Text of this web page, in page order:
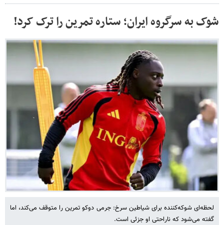
شوک به سرگروه ایران؛ ستاره تمرین را ترک کرد!
لحظه‌ای شوکه‌کننده برای شیاطین سرخ: جرمی دوکو تمرین را متوقف می‌کند، اما
گفته می‌شود که ناراحتی او جزئی است.